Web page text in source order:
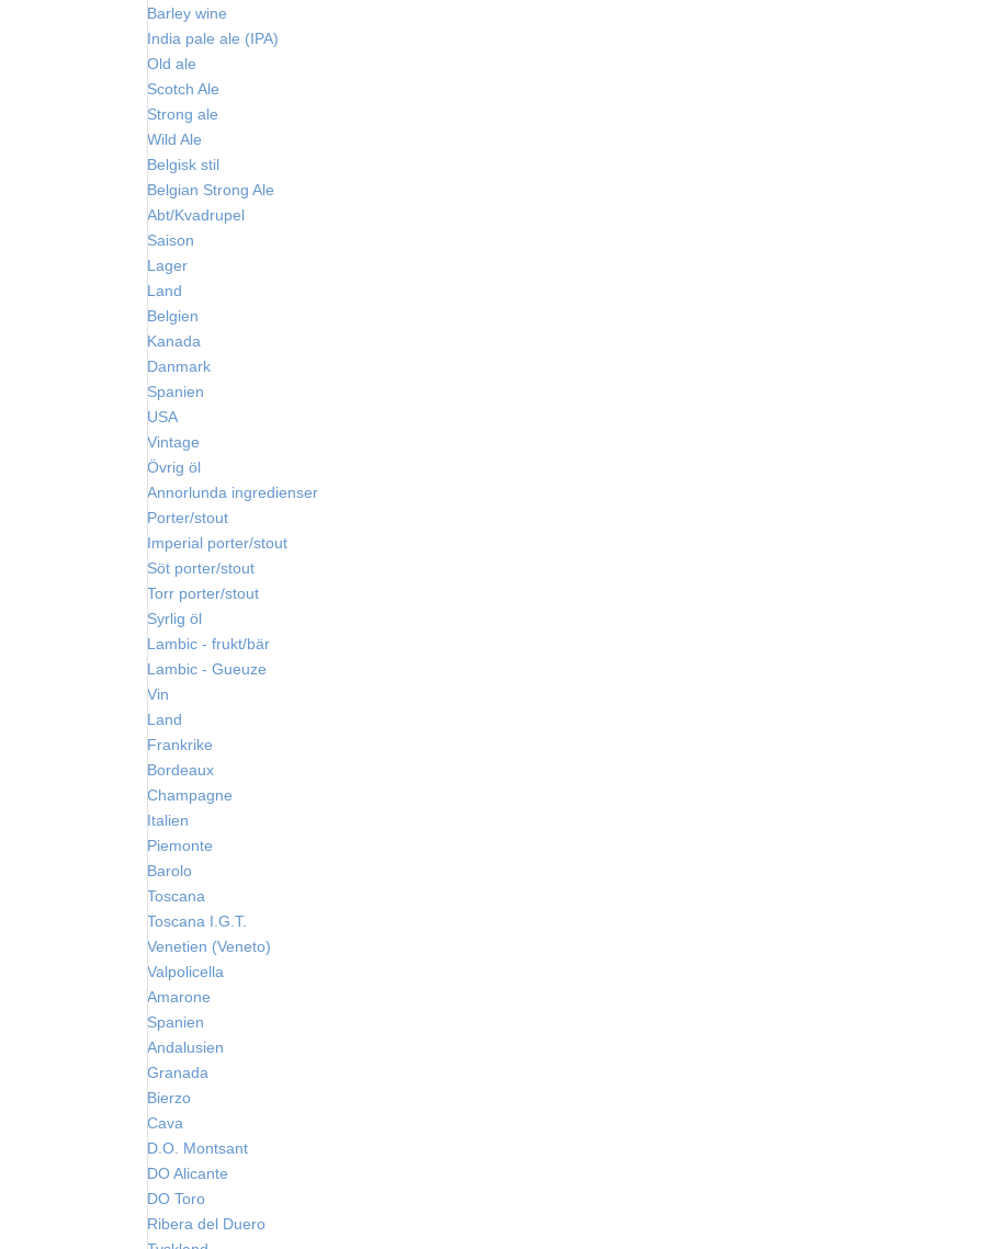
Barley wine
India pale ale (IPA)
Old ale
Scotch Ale
Strong ale
Wild Ale
Belgisk stil
Belgian Strong Ale
Abt/Kvadrupel
Saison
Lager
Land
Belgien
Kanada
Danmark
Spanien
USA
Vintage
Övrig öl
Annorlunda ingredienser
Porter/stout
Imperial porter/stout
Söt porter/stout
Torr porter/stout
Syrlig öl
Lambic - frukt/bär
Lambic - Gueuze
Vin
Land
Frankrike
Bordeaux
Champagne
Italien
Piemonte
Barolo
Toscana
Toscana I.G.T.
Venetien (Veneto)
Valpolicella
Amarone
Spanien
Andalusien
Granada
Bierzo
Cava
D.O. Montsant
DO Alicante
DO Toro
Ribera del Duero